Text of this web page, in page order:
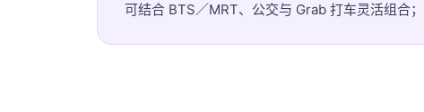
可结合 BTS／MRT、公交与 Grab 打车灵活组合